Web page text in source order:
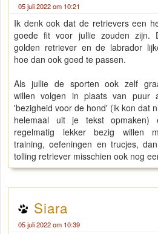
05 juli 2022 om 10:21
Ik denk ook dat de retrievers een
goede fit voor jullie zouden zijn.
golden retriever en de labrador
hoe dan ook goed te passen.
Als jullie de sporten ook zelf
willen volgen in plaats van puur
'bezigheid voor de hond' (ik kon dat
helemaal uit je tekst opmaken)
regelmatig lekker bezig willen
training, oefeningen en trucjes,
tolling retriever misschien ook nog
Siara
05 juli 2022 om 10:39